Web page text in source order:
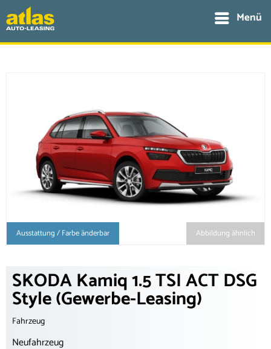
Menü
Abbildung ähnlich
Ausstattung / Farbe änderbar
SKODA Kamiq 1.5 TSI ACT DSG
Style (Gewerbe-Leasing)
Fahrzeug
Neufahrzeug